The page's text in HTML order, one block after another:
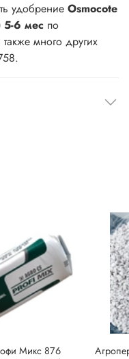
удобрение Osmocote
5-6 мес по
много других
Микс 876